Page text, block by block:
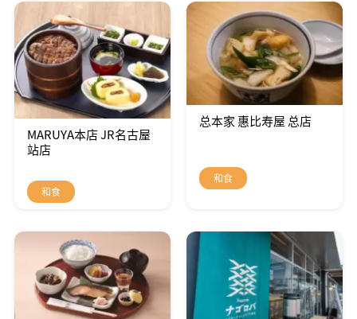
MARUYA本店 JR名古屋
站店
和食
总本家 惠比寿屋 总店
和食